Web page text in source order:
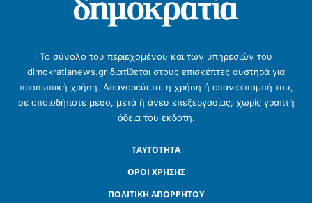
Το σύνολο του περιεχομένου και των υπηρεσιών του
dimokratianews.gr διατίθεται στους επισκέπτες αυστηρά για
προσωπική χρήση. Απαγορεύεται η χρήση ή επανεκπομπή του,
σε οποιοδήποτε μέσο, μετά ή άνευ επεξεργασίας, χωρίς γραπτή
άδεια του εκδότη.
ΤΑΥΤΟΤΗΤΑ
ΟΡΟΙ ΧΡΗΣΗΣ
ΠΟΛΙΤΙΚΗ ΑΠΟΡΡΗΤΟΥ